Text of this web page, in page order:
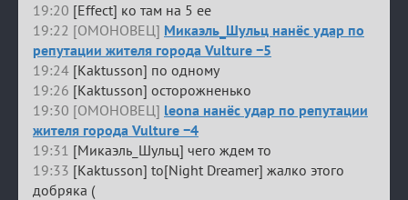
19:20 [Effect] ко там на 5 ее
19:22 [ОМОНОВЕЦ] Микаэль_Шульц нанёс удар по
репутации жителя города Vulture −5
19:24 [Kaktusson] по одному
19:26 [Kaktusson] осторожненько
19:30 [ОМОНОВЕЦ] leona нанёс удар по репутации
жителя города Vulture −4
19:31 [Микаэль_Шульц] чего ждем то
19:33 [Kaktusson] to[Night Dreamer] жалко этого
добряка (